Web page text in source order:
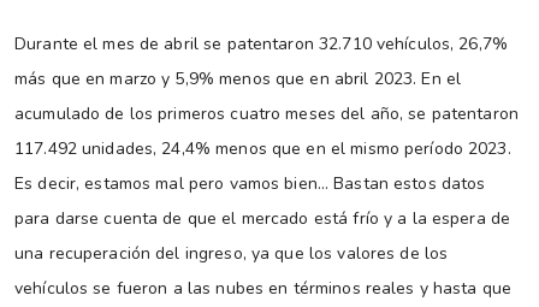
Durante el mes de abril se patentaron 32.710 vehículos, 26,7%
más que en marzo y 5,9% menos que en abril 2023. En el
acumulado de los primeros cuatro meses del año, se patentaron
117.492 unidades, 24,4% menos que en el mismo período 2023.
Es decir, estamos mal pero vamos bien… Bastan estos datos
para darse cuenta de que el mercado está frío y a la espera de
una recuperación del ingreso, ya que los valores de los
vehículos se fueron a las nubes en términos reales y hasta que